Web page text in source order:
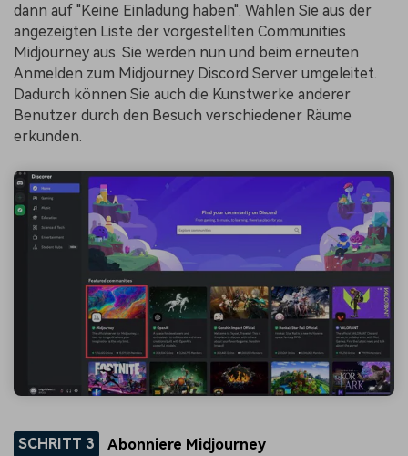
dann auf "Keine Einladung haben". Wählen Sie aus der
angezeigten Liste der vorgestellten Communities
Midjourney aus. Sie werden nun und beim erneuten
Anmelden zum Midjourney Discord Server umgeleitet.
Dadurch können Sie auch die Kunstwerke anderer
Benutzer durch den Besuch verschiedener Räume
erkunden.
SCHRITT 3 Abonniere Midjourney